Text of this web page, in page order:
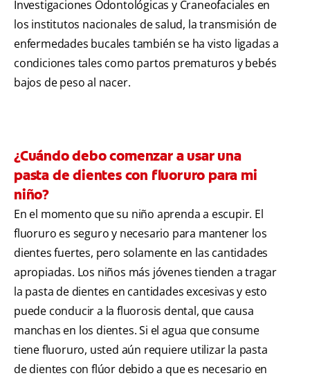
Investigaciones Odontológicas y Craneofaciales en
los institutos nacionales de salud, la transmisión de
enfermedades bucales también se ha visto ligadas a
condiciones tales como partos prematuros y bebés
bajos de peso al nacer.
¿Cuándo debo comenzar a usar una
pasta de dientes con fluoruro para mi
niño?
En el momento que su niño aprenda a escupir. El
fluoruro es seguro y necesario para mantener los
dientes fuertes, pero solamente en las cantidades
apropiadas. Los niños más jóvenes tienden a tragar
la pasta de dientes en cantidades excesivas y esto
puede conducir a la fluorosis dental, que causa
manchas en los dientes. Si el agua que consume
tiene fluoruro, usted aún requiere utilizar la pasta
de dientes con flúor debido a que es necesario en